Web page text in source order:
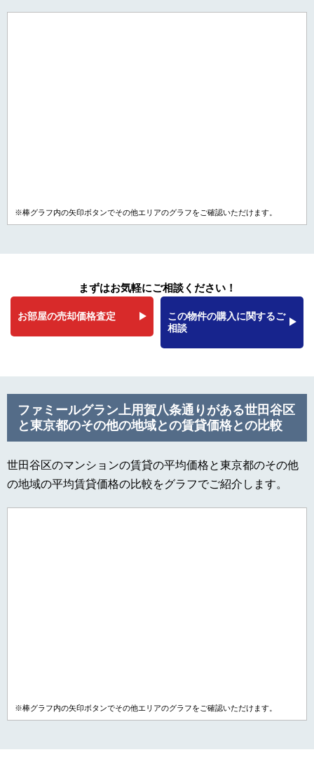
※棒グラフ内の矢印ボタンでその他エリアのグラフをご確認いただけます。
まずはお気軽にご相談ください！
お部屋の売却価格査定
この物件の購入に関するご
相談
ファミールグラン上用賀八条通りがある世田谷区
と東京都のその他の地域との賃貸価格との比較
世田谷区のマンションの賃貸の平均価格と東京都のその他
の地域の平均賃貸価格の比較をグラフでご紹介します。
※棒グラフ内の矢印ボタンでその他エリアのグラフをご確認いただけます。